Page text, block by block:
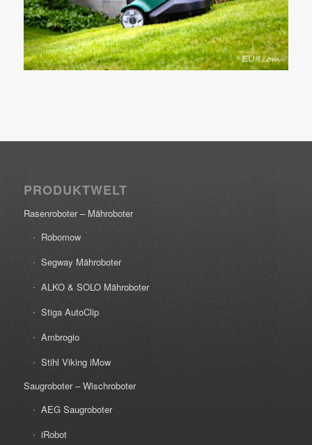
PRODUKTWELT
Rasenroboter – Mähroboter
Robomow
Segway Mähroboter
ALKO & SOLO Mähroboter
Stiga AutoClip
Ambrogio
Stihl Viking iMow
Saugroboter – Wischroboter
AEG Saugroboter
iRobot